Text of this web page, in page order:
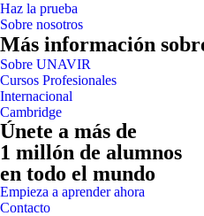
Haz la prueba
Sobre nosotros
Más información
Sobre UNAVIR
Cursos Profesionales
Internacional
Cambridge
Únete a más de
1 millón de alumnos
en todo el mundo
Empieza a aprender ahora
Contacto